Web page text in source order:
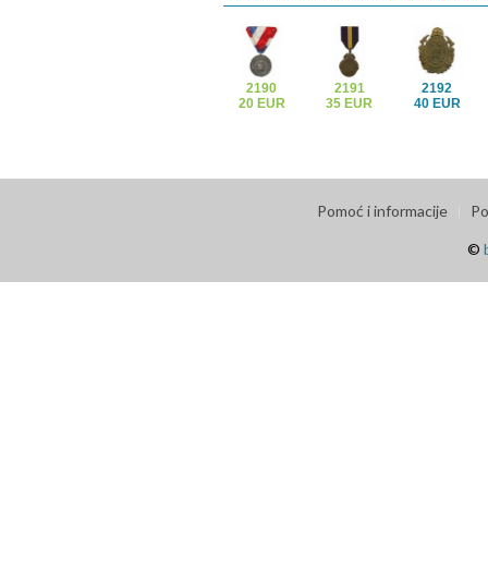
2190
20 EUR
2191
35 EUR
2192
40 EUR
Pomoć i informacije
©